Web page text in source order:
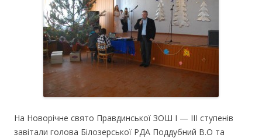
На Новорічне свято Правдинської ЗОШ І — ІІІ ступенів
завітали голова Білозерської РДА Поддубний В.О та